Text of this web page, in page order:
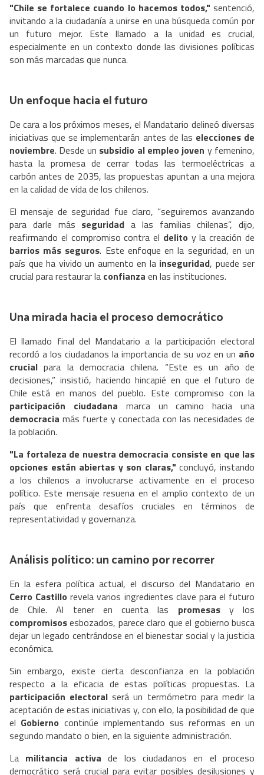
"Chile se fortalece cuando lo hacemos todos," sentenció,
invitando a la ciudadanía a unirse en una búsqueda común por
un futuro mejor. Este llamado a la unidad es crucial,
especialmente en un contexto donde las divisiones políticas
son más marcadas que nunca.
Un enfoque hacia el futuro
De cara a los próximos meses, el Mandatario delineó diversas
iniciativas que se implementarán antes de las elecciones de
noviembre. Desde un subsidio al empleo joven y femenino,
hasta la promesa de cerrar todas las termoeléctricas a
carbón antes de 2035, las propuestas apuntan a una mejora
en la calidad de vida de los chilenos.
El mensaje de seguridad fue claro, “seguiremos avanzando
para darle más seguridad a las familias chilenas”, dijo,
reafirmando el compromiso contra el delito y la creación de
barrios más seguros. Este enfoque en la seguridad, en un
país que ha vivido un aumento en la inseguridad, puede ser
crucial para restaurar la confianza en las instituciones.
Una mirada hacia el proceso democrático
El llamado final del Mandatario a la participación electoral
recordó a los ciudadanos la importancia de su voz en un año
crucial para la democracia chilena. “Este es un año de
decisiones,” insistió, haciendo hincapié en que el futuro de
Chile está en manos del pueblo. Este compromiso con la
participación ciudadana marca un camino hacia una
democracia más fuerte y conectada con las necesidades de
la población.
"La fortaleza de nuestra democracia consiste en que las
opciones están abiertas y son claras," concluyó, instando
a los chilenos a involucrarse activamente en el proceso
político. Este mensaje resuena en el amplio contexto de un
país que enfrenta desafíos cruciales en términos de
representatividad y governanza.
Análisis político: un camino por recorrer
En la esfera política actual, el discurso del Mandatario en
Cerro Castillo revela varios ingredientes clave para el futuro
de Chile. Al tener en cuenta las promesasy los
compromisosesbozados, parece claro que el gobierno busca
dejar un legado centrándose en el bienestar social y la justicia
económica.
Sin embargo, existe cierta desconfianza en la población
respecto a la eficacia de estas políticas propuestas. La
participación electoral será un termómetro para medir la
aceptación de estas iniciativas y, con ello, la posibilidad de que
el Gobierno continúe implementando sus reformas en un
segundo mandato o bien, en la siguiente administración.
La militancia activa de los ciudadanos en el proceso
democrático será crucial para evitar posibles desilusiones y